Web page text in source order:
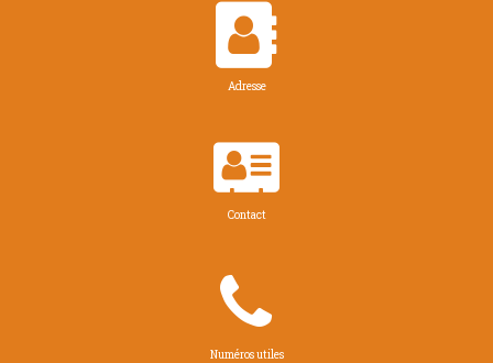

Adresse

Contact

Numéros utiles